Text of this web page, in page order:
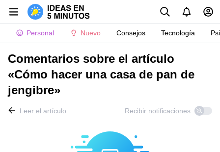
Personal Nuevo Consejos Tecnología
Comentarios sobre el artículo
«Cómo hacer una casa de pan de
jengibre»
Leer el artículo Recibir notificaciones